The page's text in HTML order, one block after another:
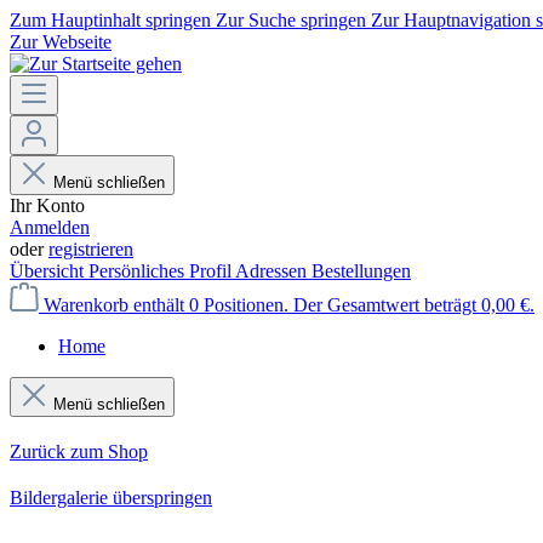
Zum Hauptinhalt springen Zur Suche springen Zur Hauptnavigation
Zur Webseite
Menü schließen
Ihr Konto
Anmelden
oderregistrieren
Übersicht Persönliches Profil Adressen Bestellungen
Warenkorb enthält 0 Positionen. Der Gesamtwert beträgt 0,00 €.
Home
Menü schließen
Zurück zum Shop
Bildergalerie überspringen